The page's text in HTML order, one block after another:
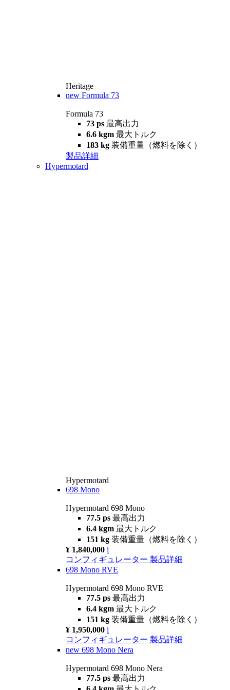
Heritage
new Formula 73
Formula 73
73 ps 最高出力
6.6 kgm 最大トルク
183 kg 装備重量（燃料を除く）
製品詳細
Hypermotard
Hypermotard
698 Mono
Hypermotard 698 Mono
77.5 ps 最高出力
6.4 kgm 最大トルク
151 kg 装備重量（燃料を除く）
¥ 1,840,000 i
コンフィギュレーター 製品詳細
698 Mono RVE
Hypermotard 698 Mono RVE
77.5 ps 最高出力
6.4 kgm 最大トルク
151 kg 装備重量（燃料を除く）
¥ 1,950,000 i
コンフィギュレーター 製品詳細
new 698 Mono Nera
Hypermotard 698 Mono Nera
77.5 ps 最高出力